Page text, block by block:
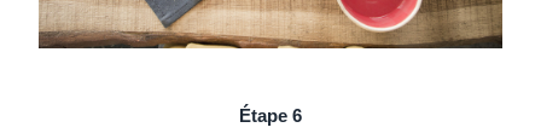
Étape 6